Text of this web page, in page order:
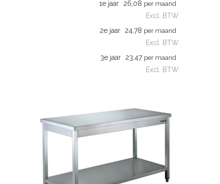
1e jaar 26,08 per maand
Excl. BTW
2e jaar
24,78 per maand
Excl. BTW
3e jaar
23,47 per maand
Excl. BTW